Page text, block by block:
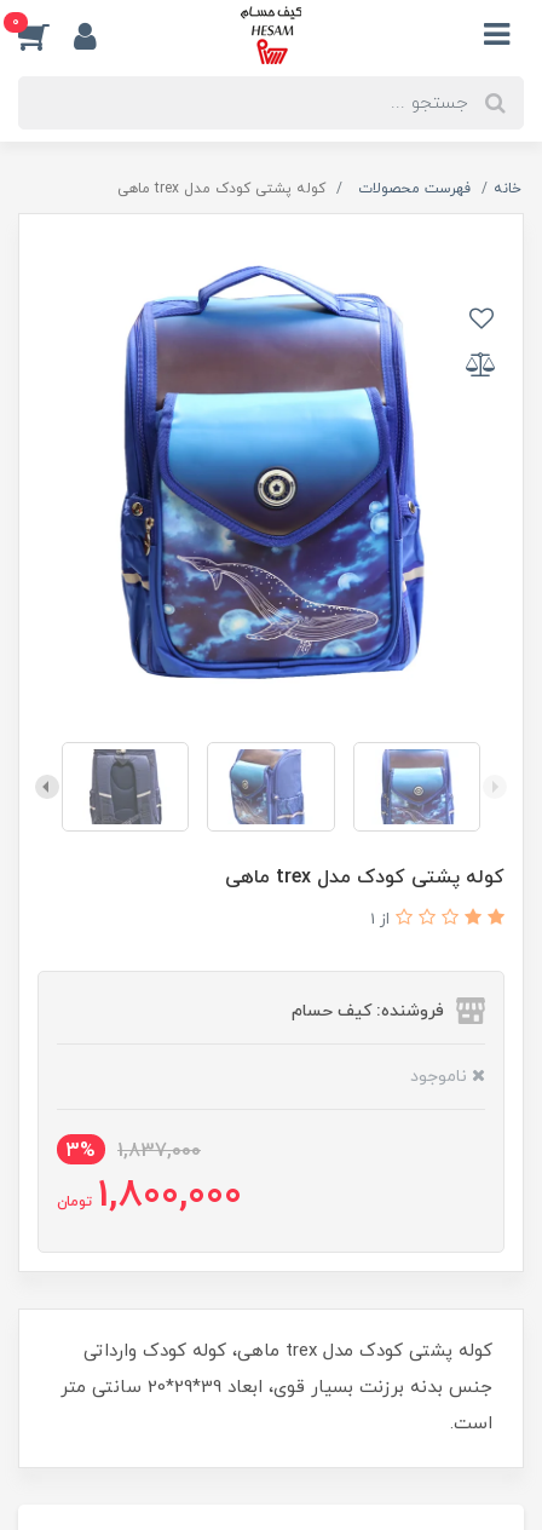
0
خانه فهرست محصولات کوله پشتی کودک مدل trex ماهی
کوله پشتی کودک مدل trex ماهی
از 1
فروشنده: کیف حسام
ناموجود
1,837,000
3%
1,800,000 تومان
کوله پشتی کودک مدل trex ماهی، کوله کودک وارداتی
جنس بدنه برزنت بسیار قوی، ابعاد 39*29*20 سانتی متر
است.